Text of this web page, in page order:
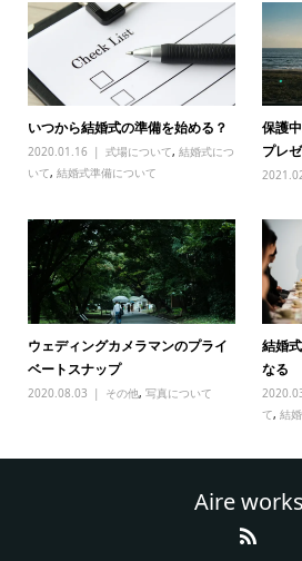
いつから結婚式の準備を始める？
2020.01.16 式場について, 結婚式につ
いて, 結婚式準備について
保護
プレ
ウェディングカメラマンのプライ
ベートスナップ
2020.08.03 その他, 写真について
結婚
なる
て,結
Aire works